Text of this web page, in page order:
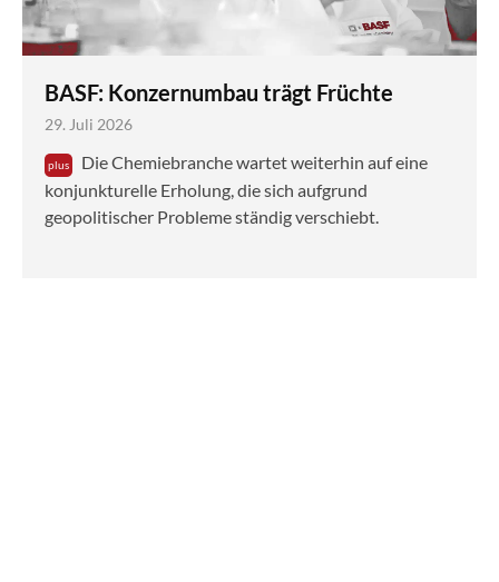
BASF: Konzernumbau trägt Früchte
29. Juli 2026
Die Chemiebranche wartet weiterhin auf eine
konjunkturelle Erholung, die sich aufgrund
geopolitischer Probleme ständig verschiebt.